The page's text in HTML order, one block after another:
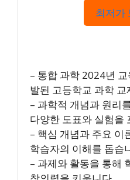
최저가
– 통합 과학 2024년
발된 고등학교 과학 교
– 과학적 개념과 원리
다양한 도표와 실험을
– 핵심 개념과 주요 이
학습자의 이해를 돕습
– 과제와 활동을 통해